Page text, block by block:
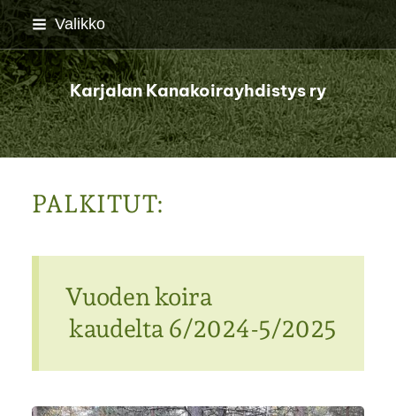
Siirry
sivun
sisältöön
Valikko
Karjalan Kanakoirayhdistys ry
PALKITUT:
Vuoden koira
kaudelta 6/2024-5/2025